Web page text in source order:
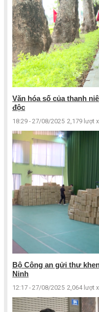
Văn hóa số của thanh
độc
18:29 - 27/08/2025 2,179 lượt
Bộ Công an gửi thư
Ninh
12:17 - 27/08/2025 2,064 lượt